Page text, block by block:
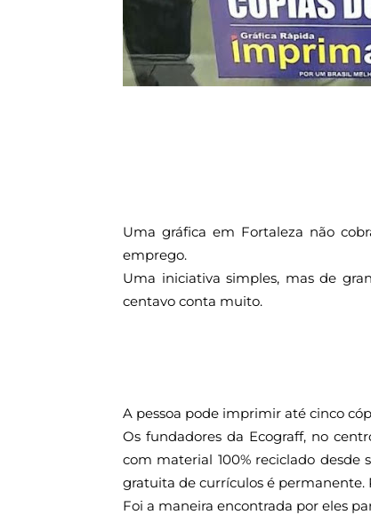
Uma gráfica em Fortaleza não
emprego.
Uma iniciativa simples, mas de
centavo conta muito.
A pessoa pode imprimir até cinco
Os fundadores da Ecograff, no
com material 100% reciclado
gratuita de currículos é
Foi a maneira encontrada por eles